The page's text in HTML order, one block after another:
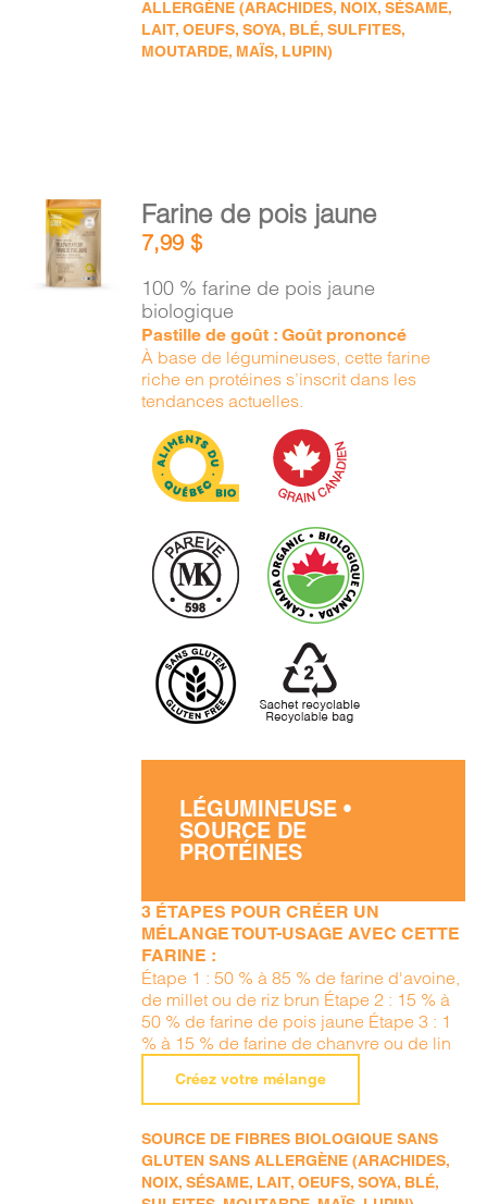
ALLERGÈNE (ARACHIDES, NOIX, SÉSAME,
LAIT, OEUFS, SOYA, BLÉ, SULFITES,
MOUTARDE, MAÏS, LUPIN)
AJOUTER
AU
PANIER
/
Farine de pois jaune
7,99$
100 % farine de pois jaune
biologique
Pastille de goût : Goût prononcé
À base de légumineuses, cette farine
riche en protéines s’inscrit dans les
tendances actuelles.
LÉGUMINEUSE •
SOURCE DE
PROTÉINES
3 ÉTAPES POUR CRÉER UN
MÉLANGE TOUT-USAGE AVEC CETTE
FARINE :
Étape 1 : 50 % à 85 % de farine d'avoine,
de millet ou de riz brun Étape 2 : 15 % à
50 % de farine de pois jaune Étape 3 : 1
% à 15 % de farine de chanvre ou de lin
Créez votre mélange
SOURCE DE FIBRES BIOLOGIQUE SANS
GLUTEN SANS ALLERGÈNE (ARACHIDES,
NOIX, SÉSAME, LAIT, OEUFS, SOYA, BLÉ,